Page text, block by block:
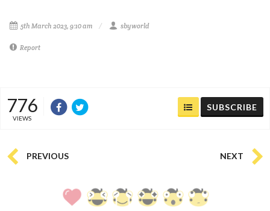
5th March 2023, 9:10 am sbyworld
Report
776
VIEWS
SUBSCRIBE
PREVIOUS NEXT